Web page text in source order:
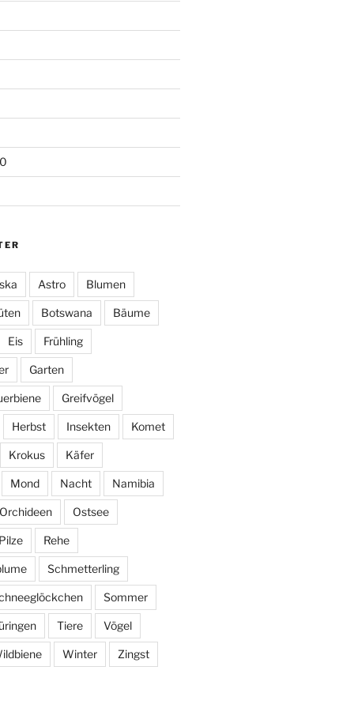
Astro Blumen
Botswana Bäume
Eis Frühling
Garten
Greifvögel
Herbst Insekten Komet
Krokus Käfer
Mond Nacht Namibia
Ostsee
Rehe
Schmetterling
Sommer
Tiere Vögel
Winter Zingst